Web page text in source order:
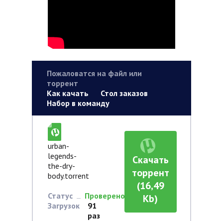
Пожаловатся на файл или
торрент
Как качать
Стол заказов
Набор в команду
urban-
legends-
the-dry-
body.torrent
Статус
Проверено
Загрузок
91
раз
Скачать
торрент
(16,49
Kb)